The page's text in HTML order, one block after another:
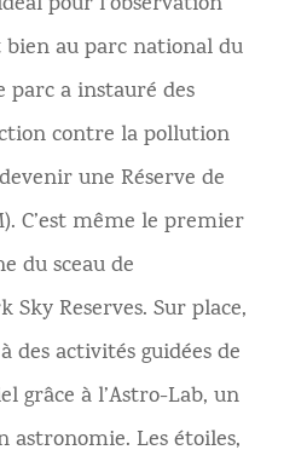
bien au parc national du
parc a instauré des
contre la pollution
une Réserve de
C’est même le premier
du sceau de
Reserves. Sur place,
activités guidées de
grâce à l’Astro-Lab, un
astronomie. Les étoiles,